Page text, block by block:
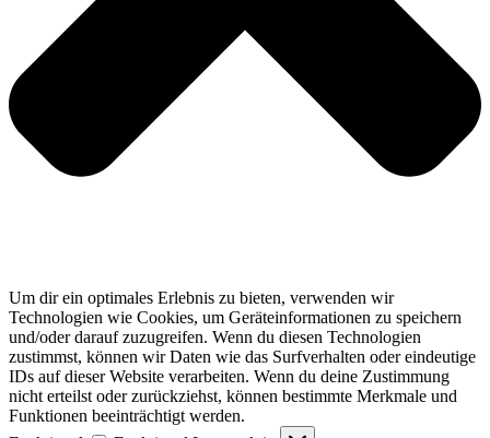
Um dir ein optimales Erlebnis zu bieten, verwenden wir
Technologien wie Cookies, um Geräteinformationen zu speichern
und/oder darauf zuzugreifen. Wenn du diesen Technologien
zustimmst, können wir Daten wie das Surfverhalten oder eindeutige
IDs auf dieser Website verarbeiten. Wenn du deine Zustimmung
nicht erteilst oder zurückziehst, können bestimmte Merkmale und
Funktionen beeinträchtigt werden.